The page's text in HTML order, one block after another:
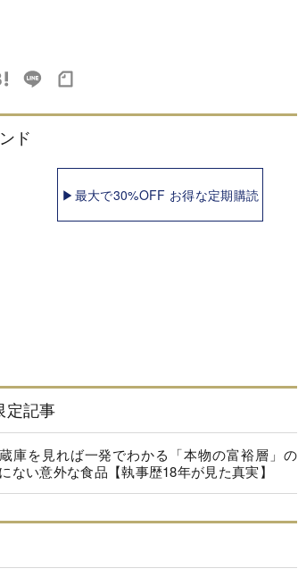
ド
▶最大で30%OFF お得な定期購読
定記事
庫を見れば一発でわかる「本物の富裕層」の
ない意外な食品【執事歴18年が見た真実】